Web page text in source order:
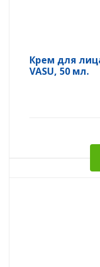
Крем для
VASU, 50 мл.